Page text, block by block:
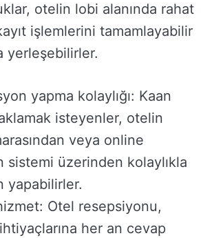
otelin lobi alanında rahat
işlemlerini tamamlayabilir
yerleşebilirler.
yapma kolaylığı: Kaan
isteyenler, otelin
veya online
sistemi üzerinden kolaylıkla
yapabilirler.
Otel resepsiyonu,
her an cevap